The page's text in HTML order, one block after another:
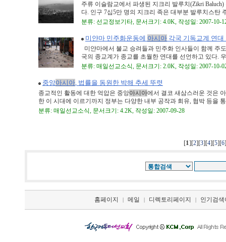
주류 이슬람교에서 파생된 지크리 발루치(Zikri
다. 인구 7십5만 명의 지크리 족은 대부분 발루치스탄
분류: 선교정보기타, 문서크기: 4.0K, 작성일: 2007-10-
미얀마 민주화운동에 아시아 각국 기독교계 연대
미얀마에서 불교 승려들과 민주화 인사들이 함께 주
국의 종교계가 종교를 초월한 연대를 선언하고 있다.
분류: 매일선교소식, 문서크기: 2.0K, 작성일: 2007-10-
중앙아시아, 법률을 동원한 박해 추세 뚜렷
종교적인 활동에 대한 억압은 중앙아시아에서 결코 새삼스러운 것은
한 이 시대에 이르기까지 정부는 다양한 내부 공작과 회유, 협박 등을
분류: 매일선교소식, 문서크기: 4.2K, 작성일: 2007-09-28
[1][2][3][4][5][6
홈페이지 | 메일 | 디렉토리페이지 | 인기검색